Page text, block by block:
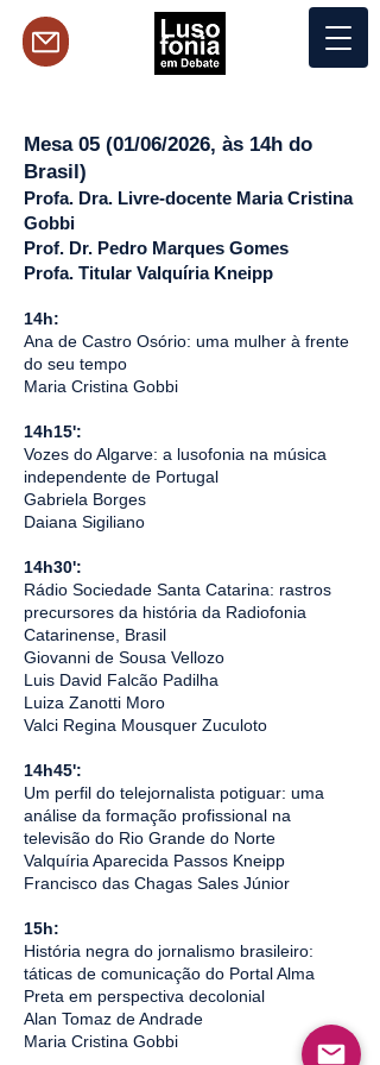
Mesa 05 (01/06/2026, às 14h do
Brasil)
Profa. Dra. Livre-docente Maria Cristina
Gobbi
Prof. Dr. Pedro Marques Gomes
Profa. Titular Valquíria Kneipp
14h:
Ana de Castro Osório: uma mulher à frente
do seu tempo
Maria Cristina Gobbi
14h15':
Vozes do Algarve: a lusofonia na música
independente de Portugal
Gabriela Borges
Daiana Sigiliano
14h30':
Rádio Sociedade Santa Catarina: rastros
precursores da história da Radiofonia
Catarinense, Brasil
Giovanni de Sousa Vellozo
Luis David Falcão Padilha
Luiza Zanotti Moro
Valci Regina Mousquer Zuculoto
14h45':
Um perfil do telejornalista potiguar: uma
análise da formação profissional na
televisão do Rio Grande do Norte
Valquíria Aparecida Passos Kneipp
Francisco das Chagas Sales Júnior
15h:
História negra do jornalismo brasileiro:
táticas de comunicação do Portal Alma
Preta em perspectiva decolonial
Alan Tomaz de Andrade
Maria Cristina Gobbi